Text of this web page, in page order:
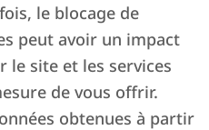
le blocage de
peut avoir un impact
le site et les services
de vous offrir.
obtenues à partir